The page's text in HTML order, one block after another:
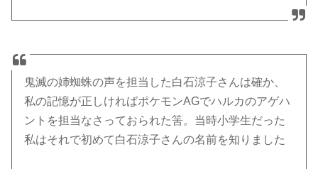
鬼滅の姉蜘蛛の声を担当した白石涼子さんは確か、
私の記憶が正しければポケモンAGでハルカのアゲハ
ントを担当なさっておられた筈。当時小学生だった
私はそれで初めて白石涼子さんの名前を知りました